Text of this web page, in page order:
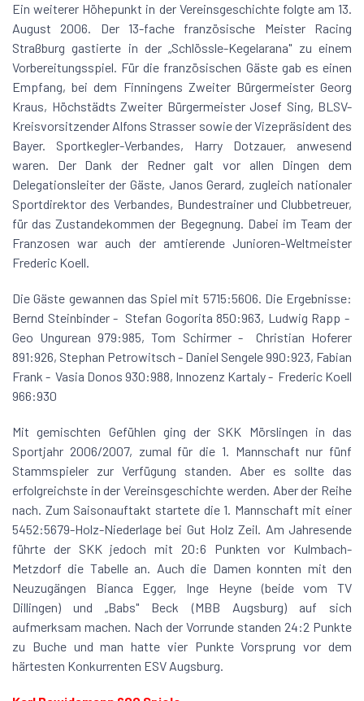
Ein weiterer Höhepunkt in der Vereinsgeschichte folgte am 13.
August 2006. Der 13-fache französische Meister Racing
Straßburg gastierte in der „Schlössle-Kegelarana" zu einem
Vorbereitungsspiel. Für die französischen Gäste gab es einen
Empfang, bei dem Finningens Zweiter Bürgermeister Georg
Kraus, Höchstädts Zweiter Bürgermeister Josef Sing, BLSV-
Kreisvorsitzender Alfons Strasser sowie der Vizepräsident des
Bayer. Sportkegler-Verbandes, Harry Dotzauer, anwesend
waren. Der Dank der Redner galt vor allen Dingen dem
Delegationsleiter der Gäste, Janos Gerard, zugleich nationaler
Sportdirektor des Verbandes, Bundestrainer und Clubbetreuer,
für das Zustandekommen der Begegnung. Dabei im Team der
Franzosen war auch der amtierende Junioren-Weltmeister
Frederic Koell.
Die Gäste gewannen das Spiel mit 5715:5606. Die Ergebnisse:
Bernd Steinbinder - Stefan Gogorita 850:963, Ludwig Rapp -
Geo Ungurean 979:985, Tom Schirmer - Christian Hoferer
891:926, Stephan Petrowitsch - Daniel Sengele 990:923, Fabian
Frank - Vasia Donos 930:988, Innozenz Kartaly - Frederic Koell
966:930
Mit gemischten Gefühlen ging der SKK Mörslingen in das
Sportjahr 2006/2007, zumal für die 1. Mannschaft nur fünf
Stammspieler zur Verfügung standen. Aber es sollte das
erfolgreichste in der Vereinsgeschichte werden. Aber der Reihe
nach. Zum Saisonauftakt startete die 1. Mannschaft mit einer
5452:5679-Holz-Niederlage bei Gut Holz Zeil. Am Jahresende
führte der SKK jedoch mit 20:6 Punkten vor Kulmbach-
Metzdorf die Tabelle an. Auch die Damen konnten mit den
Neuzugängen Bianca Egger, Inge Heyne (beide vom TV
Dillingen) und „Babs" Beck (MBB Augsburg) auf sich
aufmerksam machen. Nach der Vorrunde standen 24:2 Punkte
zu Buche und man hatte vier Punkte Vorsprung vor dem
härtesten Konkurrenten ESV Augsburg.